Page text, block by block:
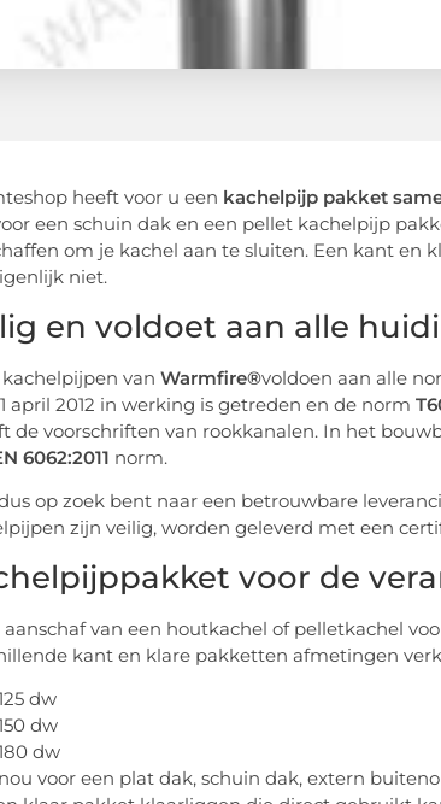
heeft voor u een kachelpijp pakket
een schuin dak en een pellet kachelpijp
om je kachel aan te sluiten. Een kant
niet.
en voldoet aan alle
van Warmfire®voldoen aan alle
april 2012 in werking is getreden en de norm
de voorschriften van rookkanalen. In het
6062:2011 norm.
op zoek bent naar een betrouwbare
zijn veilig, worden geleverd met een
voor de
aanschaf van een houtkachel of pelletkachel
kant en klare pakketten afmetingen
dw
dw
dw
voor een plat dak, schuin dak, extern